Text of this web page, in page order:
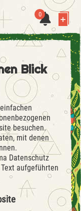
0
Blick
besuchen.
mit denen
Datenschutz
aufgeführten